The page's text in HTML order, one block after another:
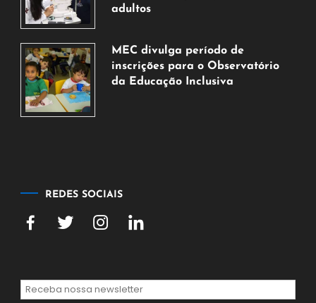
2026
adultos
de
agosto
de
MEC divulga período de
inscrições para o Observatório
da Educação Inclusiva
REDES SOCIAIS